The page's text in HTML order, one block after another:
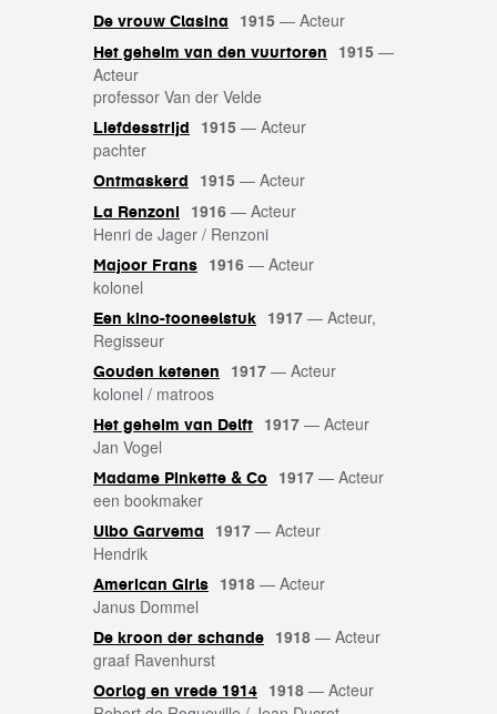
De vrouw Clasina 1915 — Acteur
Het geheim van den vuurtoren 1915 —
Acteur
professor Van der Velde
Liefdesstrijd 1915 — Acteur
pachter
Ontmaskerd 1915 — Acteur
La Renzoni 1916 — Acteur
Henri de Jager / Renzoni
Majoor Frans 1916 — Acteur
kolonel
Een kino-tooneelstuk 1917 — Acteur,
Regisseur
Gouden ketenen 1917 — Acteur
kolonel / matroos
Het geheim van Delft 1917 — Acteur
Jan Vogel
Madame Pinkette & Co 1917 — Acteur
een bookmaker
Ulbo Garvema 1917 — Acteur
Hendrik
American Girls 1918 — Acteur
Janus Dommel
De kroon der schande 1918 — Acteur
graaf Ravenhurst
Oorlog en vrede 1914 1918 — Acteur